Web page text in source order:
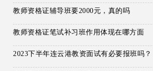
教师资格证辅导班要2000元，真的吗
教师资格证笔试补习班作用体现在哪方面
2023下半年连云港教资面试有必要报班吗？